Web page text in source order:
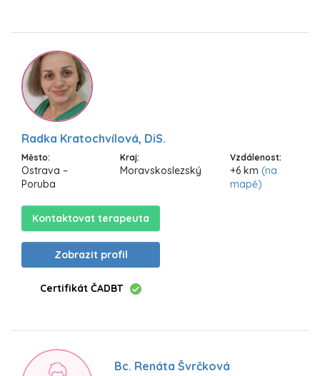
Radka Kratochvílová, DiS.
Město:
Ostrava –
Poruba
Kraj:
Moravskoslezský
Vzdálenost:
+6 km (na
mapě)
Kontaktovat terapeuta
Zobrazit profil
Certifikát ČADBT
Bc. Renáta Švrčková